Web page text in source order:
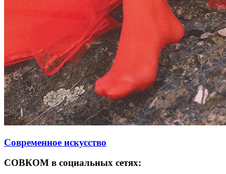
Современное искусство
СОВКОМ в социальных сетях: